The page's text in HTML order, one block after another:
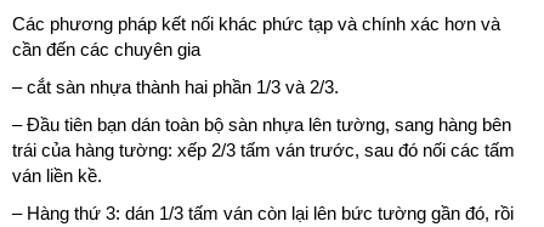
Các phương pháp kết nối khác phức tạp và chính xác hơn và
cần đến các chuyên gia
– cắt sàn nhựa thành hai phần 1/3 và 2/3.
– Đầu tiên bạn dán toàn bộ sàn nhựa lên tường, sang hàng bên
trái của hàng tường: xếp 2/3 tấm ván trước, sau đó nối các tấm
ván liền kề.
– Hàng thứ 3: dán 1/3 tấm ván còn lại lên bức tường gần đó, rồi